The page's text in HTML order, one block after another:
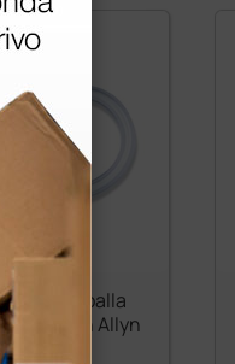
monopalla
Welch Allyn